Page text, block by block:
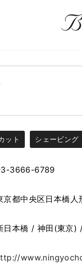
ット シェービング
3666-6789
京都中央区日本橋人
日本橋 / 神田(東京)